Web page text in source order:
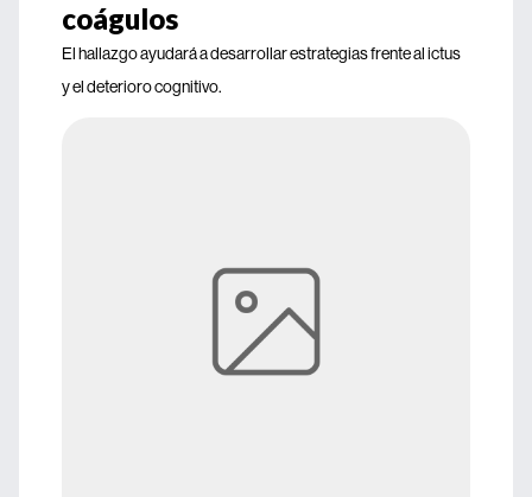
coágulos
El hallazgo ayudará a desarrollar estrategias frente al ictus
y el deterioro cognitivo.